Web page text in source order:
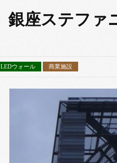
銀座ステファ
LEDウォール 商業施設